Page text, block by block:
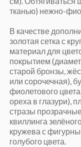
тканью) нежно-
В качестве
золотая сетка с
материал для
покрытием
старой бронзы,
или сорочечная),
фиолетового
ореха в глазури),
стразы
квиллинга
кружева с
голубого цвета.